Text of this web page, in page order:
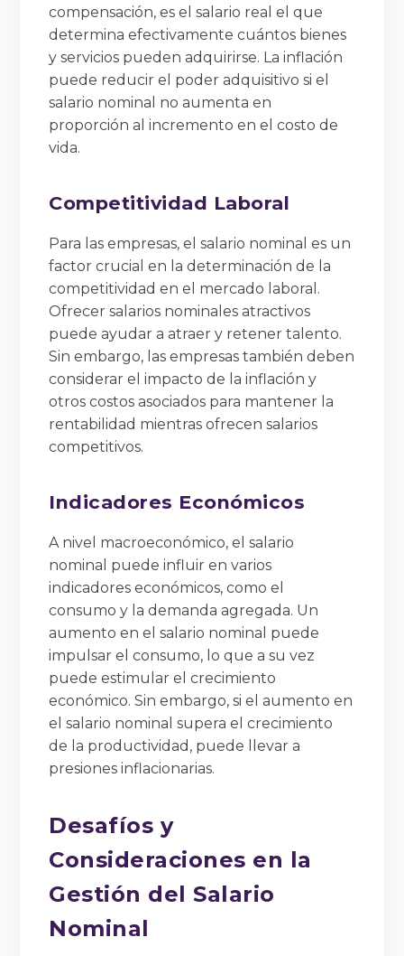
compensación, es el salario real el que
determina efectivamente cuántos bienes
y servicios pueden adquirirse. La inflación
puede reducir el poder adquisitivo si el
salario nominal no aumenta en
proporción al incremento en el costo de
vida.
Competitividad Laboral
Para las empresas, el salario nominal es un
factor crucial en la determinación de la
competitividad en el mercado laboral.
Ofrecer salarios nominales atractivos
puede ayudar a atraer y retener talento.
Sin embargo, las empresas también deben
considerar el impacto de la inflación y
otros costos asociados para mantener la
rentabilidad mientras ofrecen salarios
competitivos.
Indicadores Económicos
A nivel macroeconómico, el salario
nominal puede influir en varios
indicadores económicos, como el
consumo y la demanda agregada. Un
aumento en el salario nominal puede
impulsar el consumo, lo que a su vez
puede estimular el crecimiento
económico. Sin embargo, si el aumento en
el salario nominal supera el crecimiento
de la productividad, puede llevar a
presiones inflacionarias.
Desafíos y
Consideraciones en la
Gestión del Salario
Nominal